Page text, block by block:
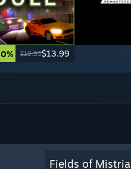
$19.99$13.99
Fields of Mistria